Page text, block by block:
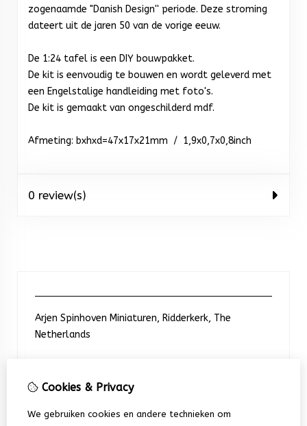
zogenaamde "Danish Design'' periode. Deze stroming
dateert uit de jaren 50 van de vorige eeuw.
De 1:24 tafel is een DIY bouwpakket.
De kit is eenvoudig te bouwen en wordt geleverd met
een Engelstalige handleiding met foto's.
De kit is gemaakt van ongeschilderd mdf.
Afmeting: bxhxd=47x17x21mm / 1,9x0,7x0,8inch
0 review(s)
Arjen Spinhoven Miniaturen, Ridderkerk, The
Netherlands
Neem contact met ons op
Cookies & Privacy
We gebruiken cookies en andere technieken om